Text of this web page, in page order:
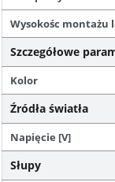
Wysokośc montażu
Szczegółowe
Kolor
Źródła światła
Napięcie [V]
Słupy